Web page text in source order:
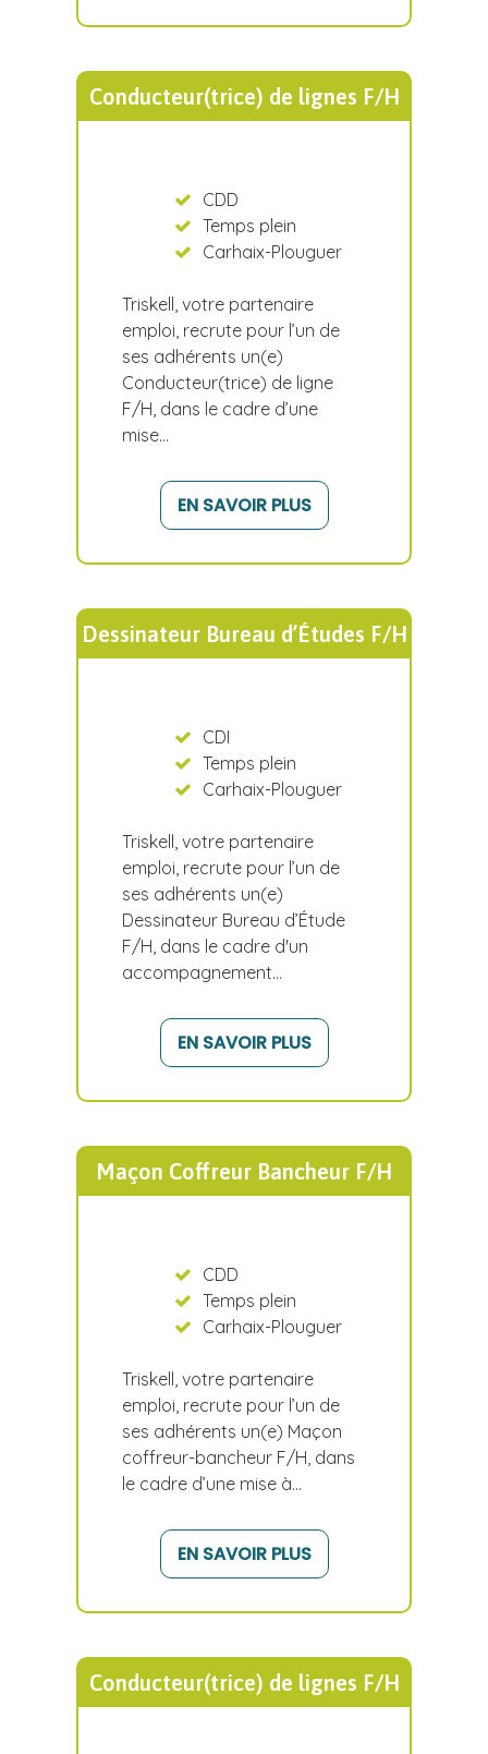
Conducteur(trice) de lignes F/H
CDD
Temps plein
Carhaix-Plouguer
Triskell, votre partenaire
emploi, recrute pour l’un de
ses adhérents un(e)
Conducteur(trice) de ligne
F/H, dans le cadre d’une
mise…
EN SAVOIR PLUS
Dessinateur Bureau d’Études F/H
CDI
Temps plein
Carhaix-Plouguer
Triskell, votre partenaire
emploi, recrute pour l’un de
ses adhérents un(e)
Dessinateur Bureau d’Étude
F/H, dans le cadre d'un
accompagnement…
EN SAVOIR PLUS
Maçon Coffreur Bancheur F/H
CDD
Temps plein
Carhaix-Plouguer
Triskell, votre partenaire
emploi, recrute pour l’un de
ses adhérents un(e) Maçon
coffreur-bancheur F/H, dans
le cadre d’une mise à…
EN SAVOIR PLUS
Conducteur(trice) de lignes F/H